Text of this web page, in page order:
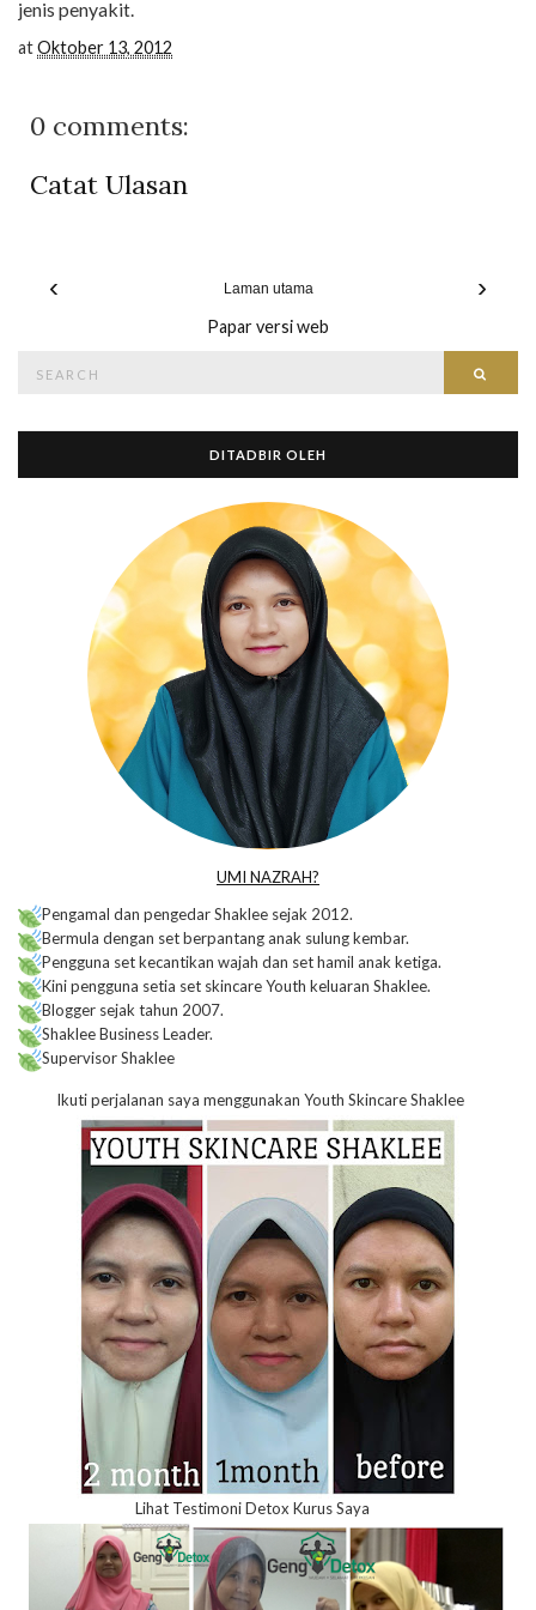
jenis penyakit.
atOktober 13, 2012
0 comments:
Catat Ulasan
‹ ›
Laman utama
Papar versi web
for:
DITADBIR OLEH
UMI NAZRAH?
Pengamal dan pengedar Shaklee sejak 2012.
Bermula dengan set berpantang anak sulung kembar.
Pengguna set kecantikan wajah dan set hamil anak ketiga.
Kini pengguna setia set skincare Youth keluaran Shaklee.
Blogger sejak tahun 2007.
Shaklee Business Leader.
Supervisor Shaklee
Ikuti perjalanan saya menggunakan Youth Skincare Shaklee
Lihat Testimoni Detox Kurus Saya